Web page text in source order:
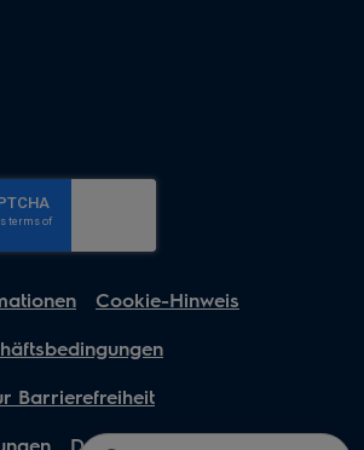
Cookie-Hinweis
Barrierefreiheit
Datenschutzerklärung